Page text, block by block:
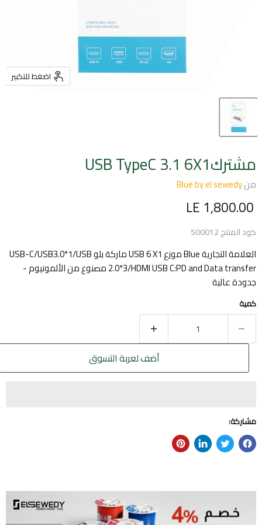
اضغط للتكبير
مشتركUSB TypeC 3.1 6X1
منBlue by el sewedy
السعر الحالي
LE 1,800.00
كود المنتج500012
العلامة التجارية Blue موزع USB 6 X1 ماركة بلو USB-C/USB3.0*1/USB
2.0*3/HDMI USB C:PD and Data transfer مصنوع من الألمونيوم -
جدودة عالية
كمية
أضف لعربة التسوق
مشاركة: